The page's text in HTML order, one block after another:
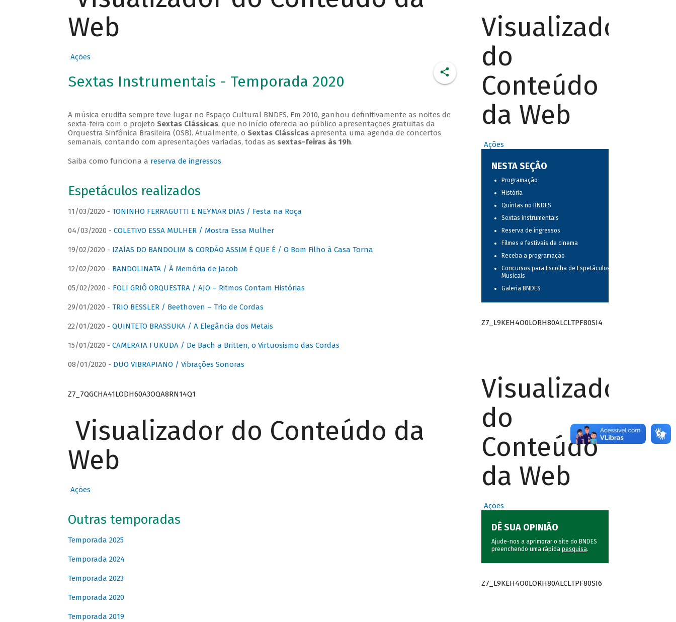
Web
Ações
Sextas Instrumentais - Temporada 2020
A música erudita sempre teve lugar no Espaço Cultural BNDES. Em 2010, ganhou definitivamente as noites de
sexta-feira com o projeto Sextas Clássicas, que no início oferecia ao público apresentações gratuitas da
Orquestra Sinfônica Brasileira (OSB). Atualmente, o Sextas Clássicasapresenta uma agenda de concertos
semanais, contando com apresentações variadas, todas as sextas-feiras às 19h.
Saiba como funciona a reserva de ingressos.
Espetáculos realizados
11/03/2020 - TONINHO FERRAGUTTI E NEYMAR DIAS / Festa na Roça
04/03/2020 - COLETIVO ESSA MULHER / Mostra Essa Mulher
19/02/2020 - IZAÍAS DO BANDOLIM & CORDÃO ASSIM É QUE É / O Bom Filho à Casa Torna
12/02/2020 - BANDOLINATA / À Memória de Jacob
05/02/2020 - FOLI GRIÔ ORQUESTRA / AJO – Ritmos Contam Histórias
29/01/2020 - TRIO BESSLER / Beethoven – Trio de Cordas
22/01/2020 - QUINTETO BRASSUKA / A Elegância dos Metais
15/01/2020 - CAMERATA FUKUDA / De Bach a Britten, o Virtuosismo das Cordas
08/01/2020 - DUO VIBRAPIANO / Vibrações Sonoras
Z7_7QGCHA41LODH60A3OQA8RN14Q1
Visualizador do Conteúdo da
Web
Ações
Outras temporadas
Temporada 2025
Temporada 2024
Temporada 2023
Temporada 2020
Temporada 2019
Visualizador
do
Conteúdo
da Web
Ações
NESTA SEÇÃO
Programação
História
Quintas no BNDES
Sextas instrumentais
Reserva de ingressos
Filmes e festivais de cinema
Receba a programação
Concursos para Escolha de Espetáculos
Musicais
Galeria BNDES
Z7_L9KEH4O0LORH80ALCLTPF80SI4
Visualizador
do
Conteúdo
da Web
Ações
DÊ SUA OPINIÃO
Ajude-nos a aprimorar o site do BNDES
preenchendo uma rápida pesquisa.
Z7_L9KEH4O0LORH80ALCLTPF80SI6